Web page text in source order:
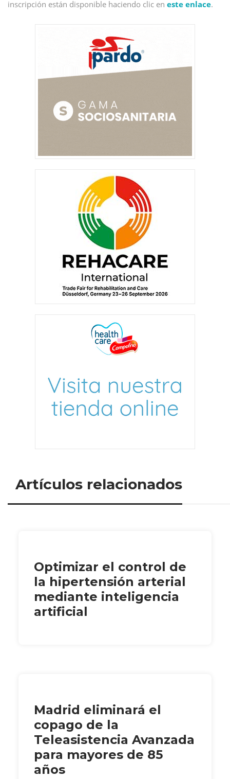
inscripción están disponible haciendo clic en este enlace.
Artículos relacionados
Optimizar el control de
la hipertensión arterial
mediante inteligencia
artificial
Madrid eliminará el
copago de la
Teleasistencia Avanzada
para mayores de 85
años